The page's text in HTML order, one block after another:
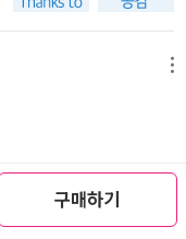
구매하기
니다.저는 김성근 감독
라고 말하고 싶습니다.
교포 출신, 금방 끝나버
코 굴하지 않고 묵묵하
한 사람. 사실 이런 김성
도 있습니다. 지금의 시
기가 없습니다. 웰빙
끽합니다. 적당하고 편
간 순간 언제나 최선을
서전들을 통해 배운 점